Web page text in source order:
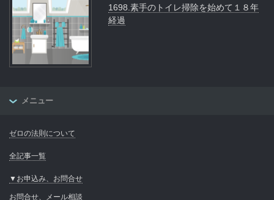
1698.素手のトイレ掃除を始めて１８年
経過
メニュー
ゼロの法則について
全記事一覧
▼お申込み、お問合せ
お問合せ、メール相談